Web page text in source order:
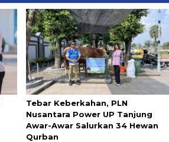
Tebar Keberkahan, PLN
Nusantara Power UP Tanjung
Awar-Awar Salurkan 34 Hewan
Qurban